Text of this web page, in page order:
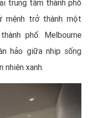
trung tâm thành phố
mệnh trở thành một
phố. Melbourne
hảo giữa nhịp sống
nhiên xanh.